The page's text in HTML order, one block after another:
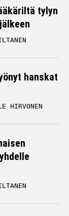
tylyn
hanskat
HIRVONEN